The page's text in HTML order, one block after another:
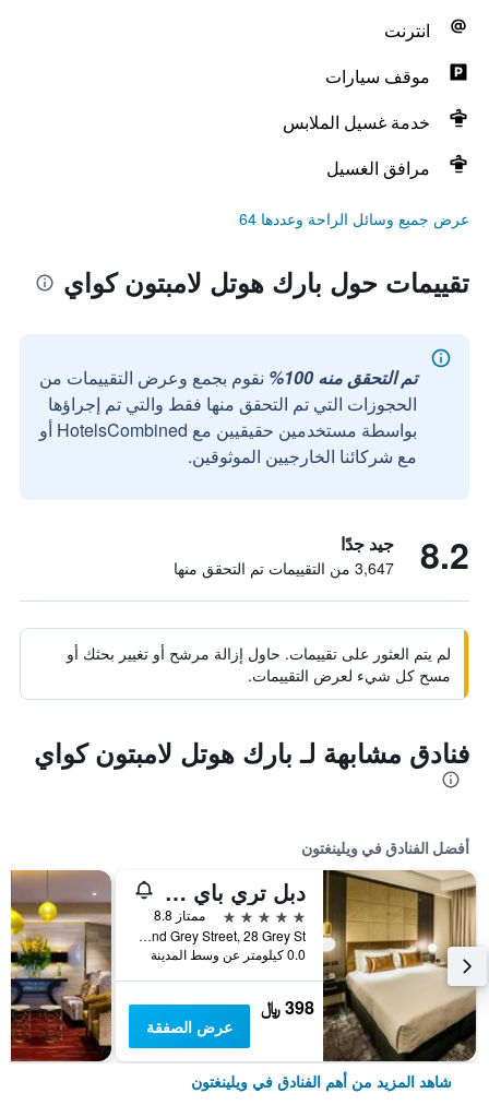
انترنت
موقف سيارات
خدمة غسيل الملابس
مرافق الغسيل
عرض جميع وسائل الراحة وعددها 64
تقييمات حول بارك هوتل لامبتون كواي
تم التحقق منه 100%
نقوم بجمع وعرض التقييمات من
الحجوزات التي تم التحقق منها فقط والتي تم إجراؤها
بواسطة مستخدمين حقيقيين مع HotelsCombined أو
مع شركائنا الخارجيين الموثوقين.
8.2 جيد جدًا
3,647 من التقييمات تم التحقق منها
لم يتم العثور على تقييمات. حاول إزالة مرشح أو تغيير بحثك أو
مسح كل شيء لعرض التقييمات.
فنادق مشابهة لـ بارك هوتل لامبتون كواي
أفضل الفنادق في ويلينغتون
دبل تري باي هيلتون ويلينغتون
5 نجوم
ممتاز 8.8
Corner of Lambton Quay And Grey Street, 28 Grey St, ويلينغتون, نيوزيلندا
0.0 كيلومتر عن وسط المدينة
398 ﷼
عرض الصفقة
شاهد المزيد من أهم الفنادق في ويلينغتون